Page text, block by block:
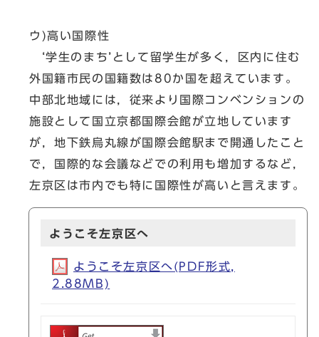
ウ)高い国際性
‘学生のまち’として留学生が多く，区内に住む
外国籍市民の国籍数は80か国を超えています。
中部北地域には，従来より国際コンベンションの
施設として国立京都国際会館が立地しています
が，地下鉄烏丸線が国際会館駅まで開通したこと
で，国際的な会議などでの利用も増加するなど，
左京区は市内でも特に国際性が高いと言えます。
ようこそ左京区へ
ようこそ左京区へ(PDF形式,
2.88MB)